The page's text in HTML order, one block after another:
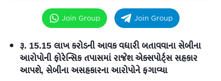
Join Group Join Group
રૂ. 15.15 લાખ કરોડની આવક વધારી બતાવવાના સેબીના
આરોપોની ફોરેન્સિક તપાસમાં રાજેશ એક્સપોર્ટ્સ સહકાર
આપશે, સેબીના અસહકારના આરોપોને ફગાવ્યા